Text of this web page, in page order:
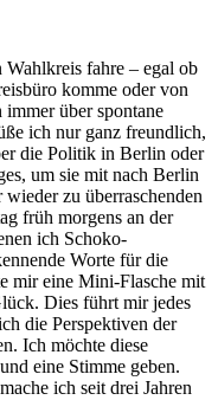
fahre – egal ob
komme oder von
über spontane
ich nur ganz freundlich,
die Politik in Berlin oder
um sie mit nach Berlin
zu überraschenden
früh morgens an der
ich Schoko-
Worte für die
mir eine Mini-Flasche mit
Dies führt mir jedes
die Perspektiven der
Ich möchte diese
eine Stimme geben.
ich seit drei Jahren